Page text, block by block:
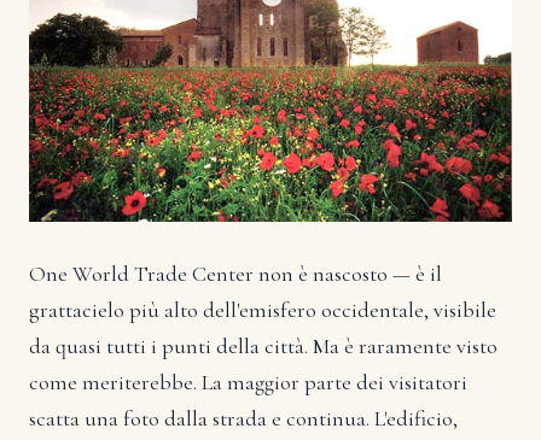
One World Trade Center non è nascosto — è il
grattacielo più alto dell'emisfero occidentale, visibile
da quasi tutti i punti della città. Ma è raramente visto
come meriterebbe. La maggior parte dei visitatori
scatta una foto dalla strada e continua. L'edificio,